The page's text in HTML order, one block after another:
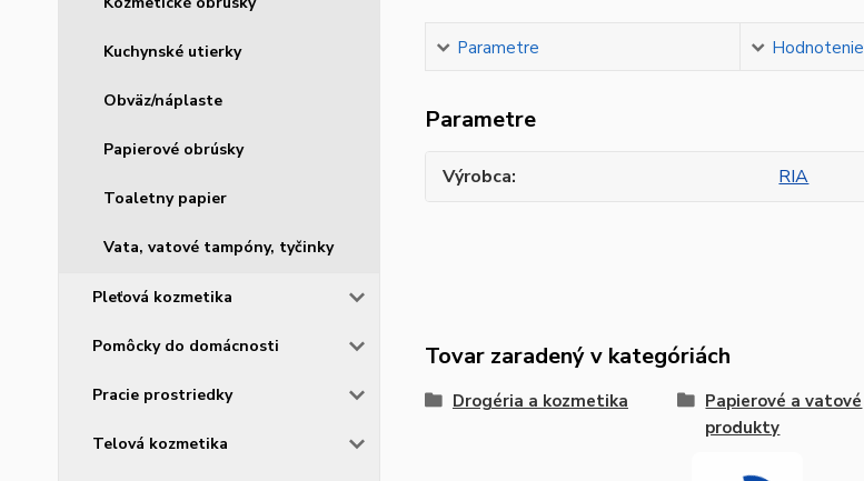
Kuchynské utierky
Obväz/náplaste
Papierové obrúsky
Toaletny papier
Vata, vatové tampóny, tyčinky
Pleťová kozmetika
Pomôcky do domácnosti
Pracie prostriedky
Telová kozmetika
Parametre Hodnotenie
Parametre
Výrobca RIA
Tovar zaradený v kategóriách
Drogéria a kozmetika
Papierové a vatové
produkty